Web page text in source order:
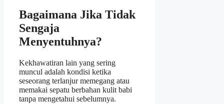
Bagaimana Jika Tidak
Sengaja
Menyentuhnya?
Kekhawatiran lain yang sering
muncul adalah kondisi ketika
seseorang terlanjur memegang atau
memakai sepatu berbahan kulit babi
tanpa mengetahui sebelumnya.